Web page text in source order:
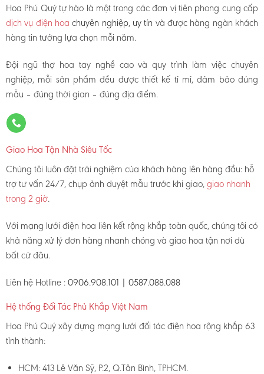
Hoa Phú Quý tự hào là một trong các đơn vị tiên phong cung cấp
dịch vụ điện hoachuyên nghiệp, uy tín và được hàng ngàn khách
hàng tin tưởng lựa chọn mỗi năm.
Đội ngũ thợ hoa tay nghề cao và quy trình làm việc chuyên
nghiệp, mỗi sản phẩm đều được thiết kế tỉ mỉ, đảm bảo đúng
mẫu – đúng thời gian – đúng địa điểm.
Giao Hoa Tận Nhà Siêu Tốc
Chúng tôi luôn đặt trải nghiệm của khách hàng lên hàng đầu: hỗ
trợ tư vấn 24/7, chụp ảnh duyệt mẫu trước khi giao,giao nhanh
trong 2 giờ.
Với mạng lưới điện hoa liên kết rộng khắp toàn quốc, chúng tôi có
khả năng xử lý đơn hàng nhanh chóng và giao hoa tận nơi dù
bất cứ đâu.
Liên hệ Hotline : 0906.908.101 | 0587.088.088
Hệ thống Đối Tác Phủ Khắp Việt Nam
Hoa Phú Quý xây dựng mạng lưới đối tác điện hoa rộng khắp 63
tỉnh thành:
HCM: 413 Lê Văn Sỹ, P.2, Q.Tân Bình, TPHCM.